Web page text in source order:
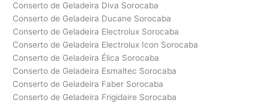
Conserto de Geladeira Diva Sorocaba
Conserto de Geladeira Ducane Sorocaba
Conserto de Geladeira Electrolux Sorocaba
Conserto de Geladeira Electrolux Icon Sorocaba
Conserto de Geladeira Élica Sorocaba
Conserto de Geladeira Esmaltec Sorocaba
Conserto de Geladeira Faber Sorocaba
Conserto de Geladeira Frigidaire Sorocaba